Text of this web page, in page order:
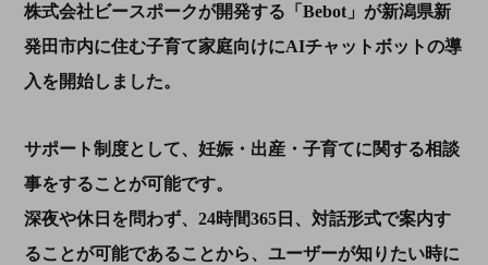
株式会社ビースポークが開発する「Bebot」が新潟県新
発田市内に住む子育て家庭向けにAIチャットボットの導
入を開始しました。
サポート制度として、妊娠・出産・子育てに関する相談
事をすることが可能です。
深夜や休日を問わず、24時間365日、対話形式で案内す
ることが可能であることから、ユーザーが知りたい時に